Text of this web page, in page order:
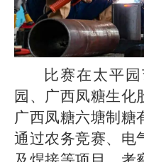
比赛在太平
园、广西凤糖生化
广西凤糖六塘制糖
通过农务竞赛、电